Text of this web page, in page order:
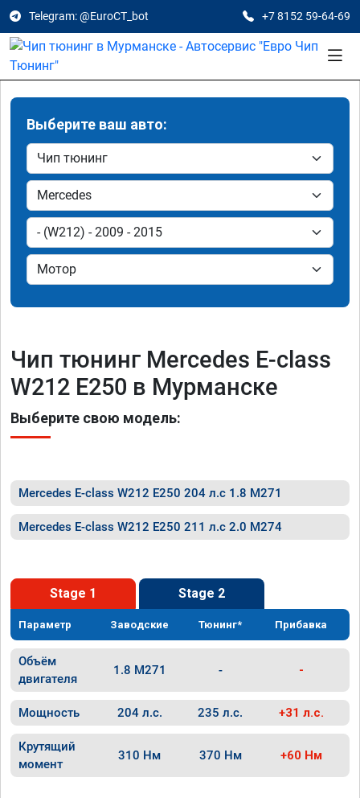
Telegram: @EuroCT_bot +7 8152 59-64-69
Выберите ваш авто:
Чип тюнинг Mercedes E-class
W212 E250 в Мурманске
Выберите свою модель:
Mercedes E-class W212 E250 204 л.с 1.8 M271
Mercedes E-class W212 E250 211 л.с 2.0 M274
Stage 1 Stage 2
Параметр Заводские Тюнинг* Прибавка
Объём
двигателя
1.8 M271 - -
Мощность 204 л.с. 235 л.с. +31 л.с.
Крутящий
момент
310 Нм 370 Нм +60 Нм